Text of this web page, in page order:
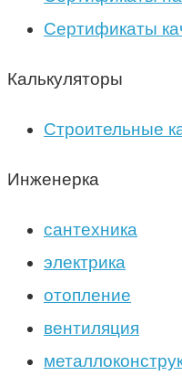
Сертификаты
Калькуляторы
Строительные
Инженерка
сантехника
электрика
отопление
вентиляция